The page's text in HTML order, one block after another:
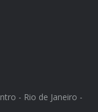
- Rio de Janeiro -